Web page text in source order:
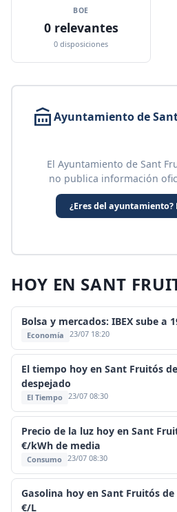
BOE
0 relevantes
0 disposiciones
Ayuntamiento de
El Ayuntamiento de Sant
no publica información
¿Eres del
HOY EN SANT
Bolsa y mercados: IBEX sube a
Economía 23/07 18:20
El tiempo hoy en Sant Fruitós
despejado
El Tiempo 23/07 08:30
Precio de la luz hoy en Sant
€/kWh de media
Consumo 23/07 08:30
Gasolina hoy en Sant Fruitós de
€/L